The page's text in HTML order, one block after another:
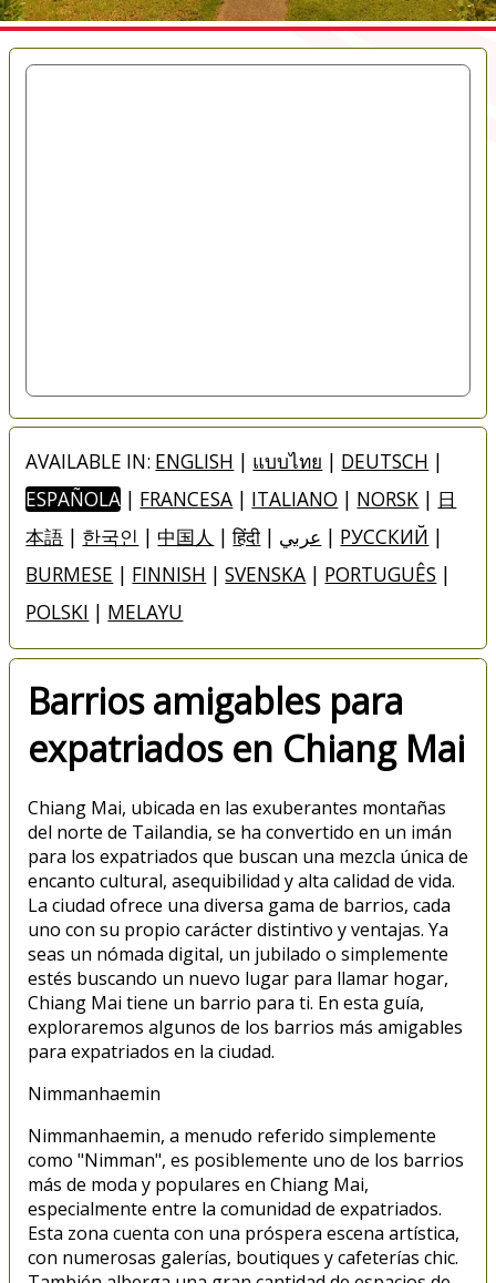
AVAILABLE IN: ENGLISH | แบบไทย | DEUTSCH |
ESPAÑOLA | FRANCESA | ITALIANO | NORSK | 日
本語 | 한국인 | 中国人 |हिंदी | عربي | РУССКИЙ |
BURMESE | FINNISH |SVENSKA | PORTUGUÊS |
POLSKI | MELAYU
Barrios amigables para
expatriados en Chiang Mai
Chiang Mai, ubicada en las exuberantes montañas
del norte de Tailandia, se ha convertido en un imán
para los expatriados que buscan una mezcla única de
encanto cultural, asequibilidad y alta calidad de vida.
La ciudad ofrece una diversa gama de barrios, cada
uno con su propio carácter distintivo y ventajas. Ya
seas un nómada digital, un jubilado o simplemente
estés buscando un nuevo lugar para llamar hogar,
Chiang Mai tiene un barrio para ti. En esta guía,
exploraremos algunos de los barrios más amigables
para expatriados en la ciudad.
Nimmanhaemin
Nimmanhaemin, a menudo referido simplemente
como "Nimman", es posiblemente uno de los barrios
más de moda y populares en Chiang Mai,
especialmente entre la comunidad de expatriados.
Esta zona cuenta con una próspera escena artística,
con numerosas galerías, boutiques y cafeterías chic.